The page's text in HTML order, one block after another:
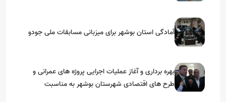
آمادگی استان بوشهر برای میزبانی مسابقات ملی جودو
بهره برداری و آغاز عملیات اجرایی پروژه های عمرانی و
طرح های اقتصادی شهرستان بوشهر به مناسبت